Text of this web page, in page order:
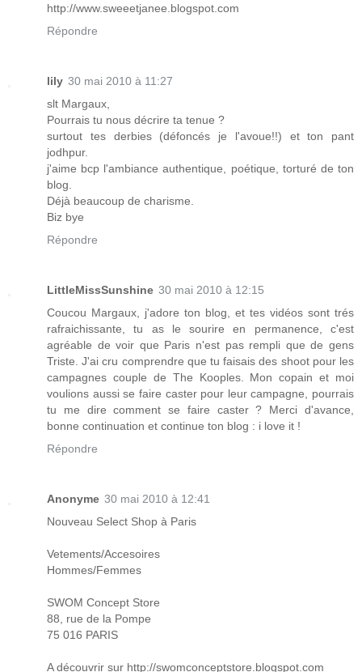
http://www.sweeetjanee.blogspot.com
Répondre
lily 30 mai 2010 à 11:27
slt Margaux,
Pourrais tu nous décrire ta tenue ?
surtout tes derbies (défoncés je l'avoue!!) et ton pant
jodhpur.
j'aime bcp l'ambiance authentique, poétique, torturé de ton
blog.
Déjà beaucoup de charisme.
Biz bye
Répondre
LittleMissSunshine 30 mai 2010 à 12:15
Coucou Margaux, j'adore ton blog, et tes vidéos sont trés
rafraichissante, tu as le sourire en permanence, c'est
agréable de voir que Paris n'est pas rempli que de gens
Triste. J'ai cru comprendre que tu faisais des shoot pour les
campagnes couple de The Kooples. Mon copain et moi
voulions aussi se faire caster pour leur campagne, pourrais
tu me dire comment se faire caster ? Merci d'avance,
bonne continuation et continue ton blog : i love it !
Répondre
Anonyme 30 mai 2010 à 12:41
Nouveau Select Shop à Paris
Vetements/Accesoires
Hommes/Femmes
SWOM Concept Store
88, rue de la Pompe
75 016 PARIS
A découvrir sur http://swomconceptstore.blogspot.com